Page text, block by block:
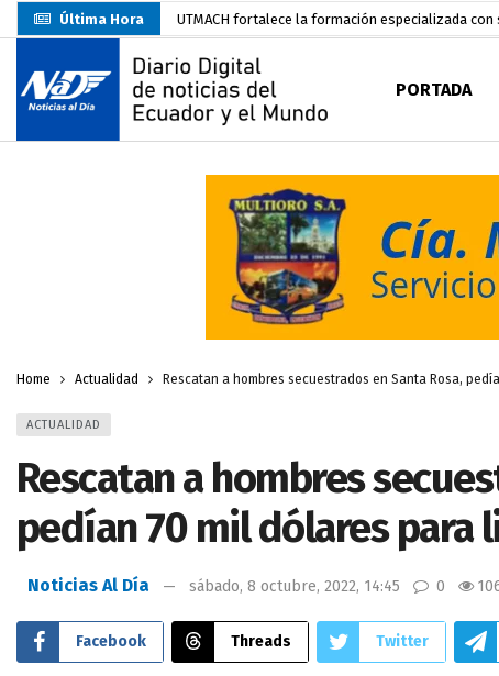
Última Hora Unidad Popular confirma acuerdo político con RC,
Delegación de El Oro fiscaliza propaganda
Gobierno Estudiantil Ugartino 2026-2027, fue
Prefecto Clemente Bravo Inauguró Centro de
Colombia reanuda venta de energía
Carlos Rodríguez inscribe su candidatura a la
Carlos Carrión Figueroa, Premio Nacional de
Nuevo Santa Rosa Sporting Club inicia su
PORTADA
Home Actualidad Rescatan a hombres secuestrados en Santa Rosa,
ACTUALIDAD
Rescatan a hombres
pedían 70 mil dólares para
Noticias Al Día sábado, 8 octubre, 2022, 14:45 0
Facebook Threads Twitter